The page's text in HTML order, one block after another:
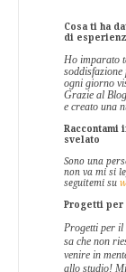
Cosa ti ha
di
Ho imparato
soddisfazione
ogni giorno
Grazie al
e creato una
Raccontami
svelato
Sono una
non va mi si
seguitemi su
Progetti per
Progetti per il
sa che non
venire in
allo studio!